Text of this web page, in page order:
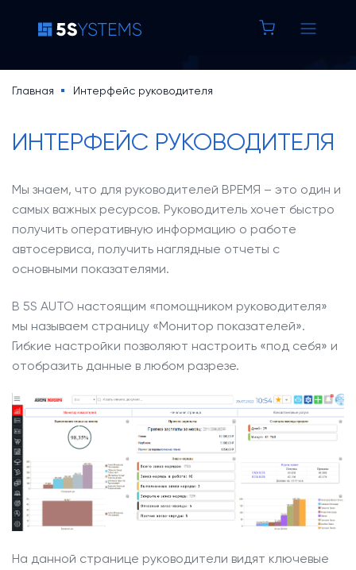
Основная
навигация
5S AUTO
Основная
навигация
(доп)
Уроки по 5S AUTO
Кейсы
Новости
О компании
Наши клиенты
Контакты
Задать
вопрос
8 800 100 37 42
Строка
навигации
Главная Интерфейс руководителя
ИНТЕРФЕЙС РУКОВОДИТЕЛЯ
Мы знаем, что для руководителей ВРЕМЯ – это один и
самых важных ресурсов. Руководитель хочет быстро
получить оперативную информацию о работе
автосервиса, получить наглядные отчеты с
основными показателями.
В 5S AUTO настоящим «помощником руководителя»
мы называем страницу «Монитор показателей».
Гибкие настройки позволяют настроить «под себя» и
отобразить данные в любом разрезе.
На данной странице руководители видят ключевые